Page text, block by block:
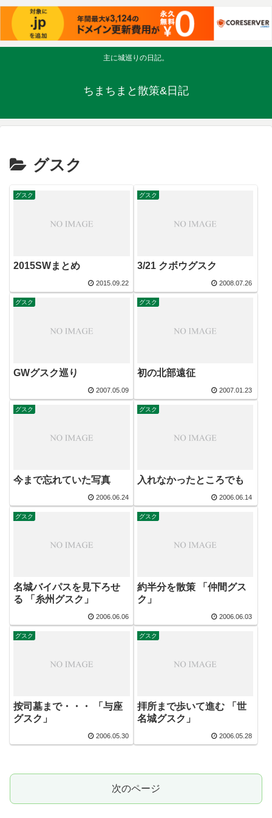
主に城巡りの日記。
ちまちまと散策&日記
グスク
グスク
2015SWまとめ
2015.09.22
グスク
3/21 クボウグスク
2008.07.26
グスク
GWグスク巡り
2007.05.09
グスク
初の北部遠征
2007.01.23
グスク
今まで忘れていた写真
2006.06.24
グスク
入れなかったところでも
2006.06.14
グスク
名城バイパスを見下ろせ
る 「糸州グスク」
2006.06.06
グスク
約半分を散策 「仲間グス
ク」
2006.06.03
グスク
按司墓まで・・・ 「与座
グスク」
2006.05.30
グスク
拝所まで歩いて進む 「世
名城グスク」
2006.05.28
次のページ